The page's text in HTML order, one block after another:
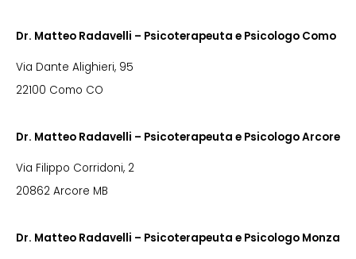
Dr. Matteo Radavelli – Psicoterapeuta e Psicologo Como
Via Dante Alighieri, 95
22100 Como CO
Dr. Matteo Radavelli – Psicoterapeuta e Psicologo Arcore
Via Filippo Corridoni, 2
20862 Arcore MB
Dr. Matteo Radavelli – Psicoterapeuta e Psicologo Monza